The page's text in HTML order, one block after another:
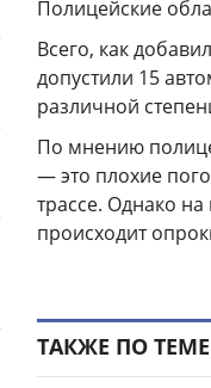
Полицейские
Всего, как
допустили 15
различной
По мнению
— это плохие
трассе. Однако
происходит
ТАКЖЕ ПО ТЕМЕ